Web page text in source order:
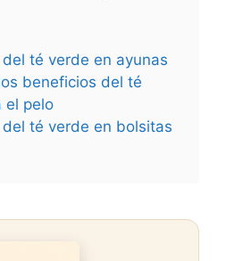
té verde en ayunas
beneficios del té
el pelo
té verde en bolsitas